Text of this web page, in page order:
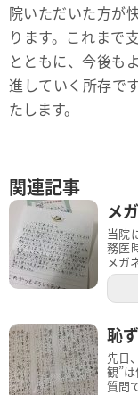
院いただいた方が
ります。これまで
とともに、今後も
進していく所存で
たします。
関連記事
メ
当院
務医
メガ
恥
先日
観”
質問